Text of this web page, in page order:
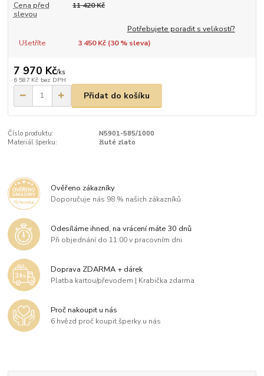
Cena před
slevou
11 420 Kč
Potřebujete poradit s velikostí?
Ušetříte
3 450 Kč (30% sleva)
7 970 Kč/ks
6 587 Kč bez DPH
Přidat do košíku
Číslo produktu:
N5901-585/1000
Materiál šperku:
žluté zlato
Ověřeno zákazníky
Doporučuje nás 98 % našich zákazníků
Odesíláme ihned, na vrácení máte 30 dnů
Při objednání do 11:00 v pracovním dni
Doprava ZDARMA + dárek
Platba kartou/převodem | Krabička zdarma
Proč nakoupit u nás
6 hvězd proč koupit šperky u nás